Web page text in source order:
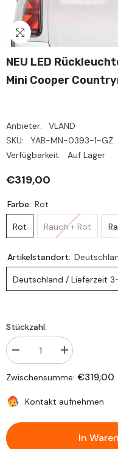
NEU LED
Mini Cooper
Anbieter:
VLAND
SKU:
YAB-MN-0393-1-GZ
Verfügbarkeit:
Auf Lager
€319,00
Farbe: Rot
Rot Rauch + Rot
Artikelstandort:
Deutschland / Lieferzeit
Stückzahl:
Verringere
die
Stückzahl
für
LED
Rückleuchten
Passend
Erhöhe
die
Stückzahl
für
LED
Zwischensumme: €319,00
Kontakt aufnehmen
In